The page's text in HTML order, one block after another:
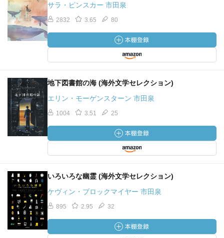
サラ・ピンスカー 市田泉
2832 3.65 80
地下図書館の海 (海外文学セレクション)
エリン・モーゲンスターン 市田泉
1004 3.51 25
いろいろな幽霊 (海外文学セレクション)
ケヴィン・ブロックマイヤー 市田泉
895 2.95 32